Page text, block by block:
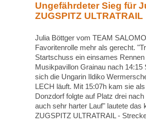
Ungefährdeter Sieg für
ZUGSPITZ ULTRATRAIL
Julia Böttger vom TEAM
Favoritenrolle mehr als gerecht.
Startschuss ein einsames
Musikpavillon Grainau nach
sich die Ungarin Ildiko
LECH läuft. Mit 15:07h kam sie
Donzdorf folgte auf Platz drei
auch sehr harter Lauf" lautete
ZUGSPITZ ULTRATRAIL -